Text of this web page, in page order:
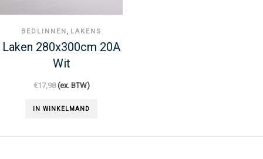
BEDLINNEN LAKENS
Laken 280x300cm 20A
Wit
€17,98(ex. BTW)
IN WINKELMAND